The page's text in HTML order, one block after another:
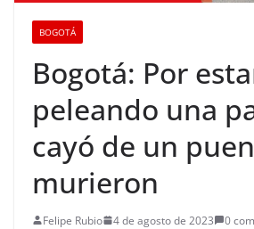
BOGOTÁ
Bogotá: Por
peleando una
cayó de un
murieron
Felipe Rubio 4 de agosto de 2023
0